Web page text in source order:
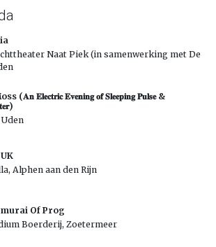
Naat Piek (in samenwerking met De
(𝐀𝐧 𝐄𝐥𝐞𝐜𝐭𝐫𝐢𝐜 𝐄𝐯𝐞𝐧𝐢𝐧𝐠 𝐨𝐟 𝐒𝐥𝐞𝐞𝐩𝐢𝐧𝐠 𝐏𝐮𝐥𝐬𝐞 &
Alphen aan den Rijn
Of Prog
Boerderij, Zoetermeer